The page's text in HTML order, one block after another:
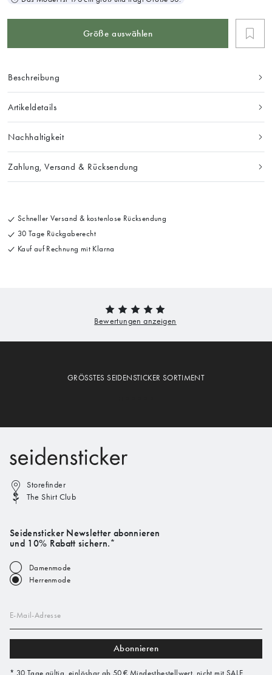
Größe auswählen
Beschreibung
Artikeldetails
Nachhaltigkeit
Zahlung, Versand & Rücksendung
Schneller Versand & kostenlose Rücksendung
30 Tage Rückgaberecht
Kauf auf Rechnung mit Klarna
GRÖSSTES SEIDENSTICKER SORTIMENT
Storefinder
The Shirt Club
Seidensticker Newsletter abonnieren
und 10% Rabatt sichern.*
Damenmode
Herrenmode
E-Mail-Adresse
Abonnieren
* 30 Tage gültig, einlösbar ab 50 € Mindestbestellwert, nicht mit SALE